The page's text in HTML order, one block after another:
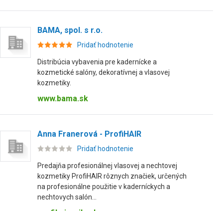
BAMA, spol. s r.o.
Pridať hodnotenie
Distribúcia vybavenia pre kadernícke a
kozmetické salóny, dekoratívnej a vlasovej
kozmetiky.
www.bama.sk
Anna Franerová - ProfiHAIR
Pridať hodnotenie
Predajňa profesionálnej vlasovej a nechtovej
kozmetiky ProfiHAIR rôznych značiek, určených
na profesionálne použitie v kaderníckych a
nechtovych salón...